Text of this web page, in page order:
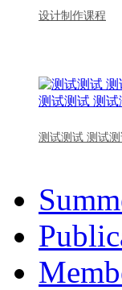
设计制作课程
测试测试 测试